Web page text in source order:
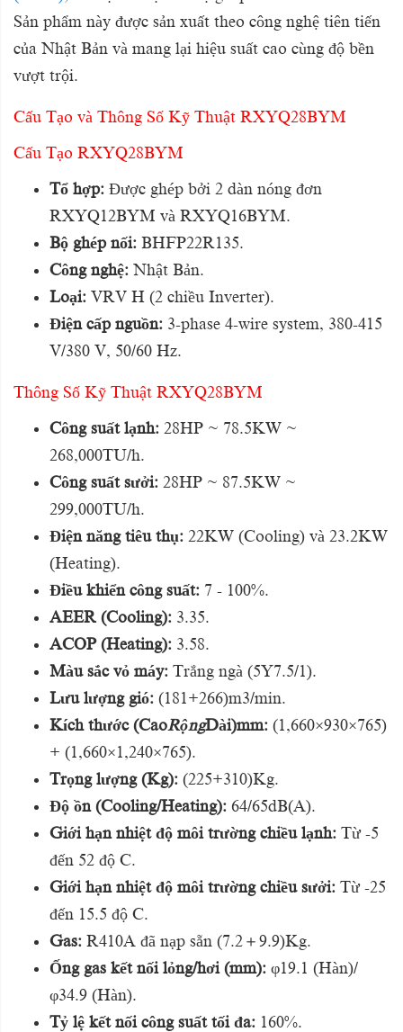
Sản phẩm này được sản xuất theo công nghệ tiên tiến
của Nhật Bản và mang lại hiệu suất cao cùng độ bền
vượt trội.
Cấu Tạo và Thông Số Kỹ Thuật RXYQ28BYM
Cấu Tạo RXYQ28BYM
Tổ hợp: Được ghép bởi 2 dàn nóng đơn
RXYQ12BYM và RXYQ16BYM.
Bộ ghép nối: BHFP22R135.
Công nghệ: Nhật Bản.
Loại: VRV H (2 chiều Inverter).
Điện cấp nguồn: 3-phase 4-wire system, 380-415
V/380 V, 50/60 Hz.
Thông Số Kỹ Thuật RXYQ28BYM
Công suất lạnh: 28HP ~ 78.5KW ~
268,000TU/h.
Công suất sưởi: 28HP ~ 87.5KW ~
299,000TU/h.
Điện năng tiêu thụ: 22KW (Cooling) và 23.2KW
(Heating).
Điều khiển công suất: 7 - 100%.
AEER (Cooling): 3.35.
ACOP (Heating): 3.58.
Màu sắc vỏ máy: Trắng ngà (5Y7.5/1).
Lưu lượng gió: (181+266)m3/min.
Kích thước (CaoRộngDài)mm: (1,660×930×765)
+ (1,660×1,240×765).
Trọng lượng (Kg): (225+310)Kg.
Độ ồn (Cooling/Heating): 64/65dB(A).
Giới hạn nhiệt độ môi trường chiều lạnh: Từ -5
đến 52 độ C.
Giới hạn nhiệt độ môi trường chiều sưởi: Từ -25
đến 15.5 độ C.
Gas: R410A đã nạp sẵn (7.2＋9.9)Kg.
Ống gas kết nối lỏng/hơi (mm): φ19.1 (Hàn)/
φ34.9 (Hàn).
Tỷ lệ kết nối công suất tối đa: 160%.